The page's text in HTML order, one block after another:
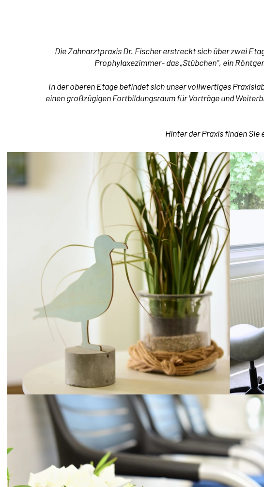
Die Zahnarztpraxis Dr. Fischer erstreckt sich über zwei
Prophylaxezimmer- das „Stübchen“, ein
In der oberen Etage befindet sich unser vollwertiges
einen großzügigen Fortbildungsraum für Vorträge und
Hinter der Praxis finden